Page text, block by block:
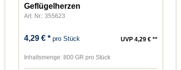
Geflügelherzen
Art. Nr.: 355623
4,29 € *pro Stück UVP 4,29 € **
Inhaltsmenge: 800 GR pro Stück